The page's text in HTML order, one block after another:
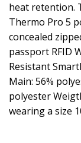
heat retention.
Thermo Pro 5
concealed
passport RFID
Resistant
Main: 56%
polyester
wearing a size